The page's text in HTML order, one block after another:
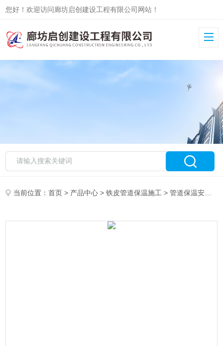
您好！欢迎访问廊坊启创建设工程有限公司网站！
当前位置：首页 > 产品中心 >铁皮管道保温施工 >管道保温安装